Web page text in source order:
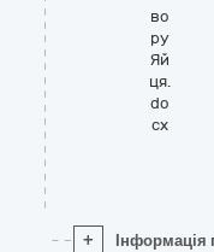
во
ру
Яй
ця.
do
cx
+ Інформація